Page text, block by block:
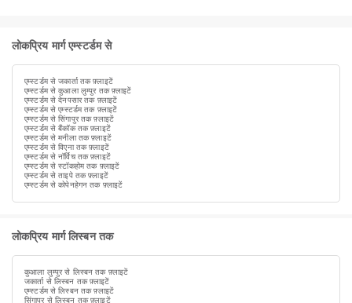
लोकप्रिय मार्ग एम्स्टर्डम से
एम्स्टर्डम से जकार्ता तक फ़्लाइटें
एम्स्टर्डम से कुआला लुम्पुर तक फ़्लाइटें
एम्स्टर्डम से देनपसार तक फ़्लाइटें
एम्स्टर्डम से एम्स्टर्डम तक फ़्लाइटें
एम्स्टर्डम से सिंगापुर तक फ़्लाइटें
एम्स्टर्डम से बैंकॉक तक फ़्लाइटें
एम्स्टर्डम से मनीला तक फ़्लाइटें
एम्स्टर्डम से विएना तक फ़्लाइटें
एम्स्टर्डम से नॉर्विच तक फ़्लाइटें
एम्स्टर्डम से स्टॉकहोम तक फ़्लाइटें
एम्स्टर्डम से ताइपे तक फ़्लाइटें
एम्स्टर्डम से कोपेनहेगन तक फ़्लाइटें
लोकप्रिय मार्ग लिस्बन तक
कुआला लुम्पुर से लिस्बन तक फ़्लाइटें
जकार्ता से लिस्बन तक फ़्लाइटें
एम्स्टर्डम से लिस्बन तक फ़्लाइटें
सिंगापुर से लिस्बन तक फ़्लाइटें